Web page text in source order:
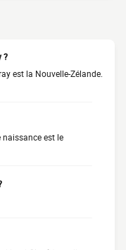
?
est la Nouvelle-Zélande.
est le